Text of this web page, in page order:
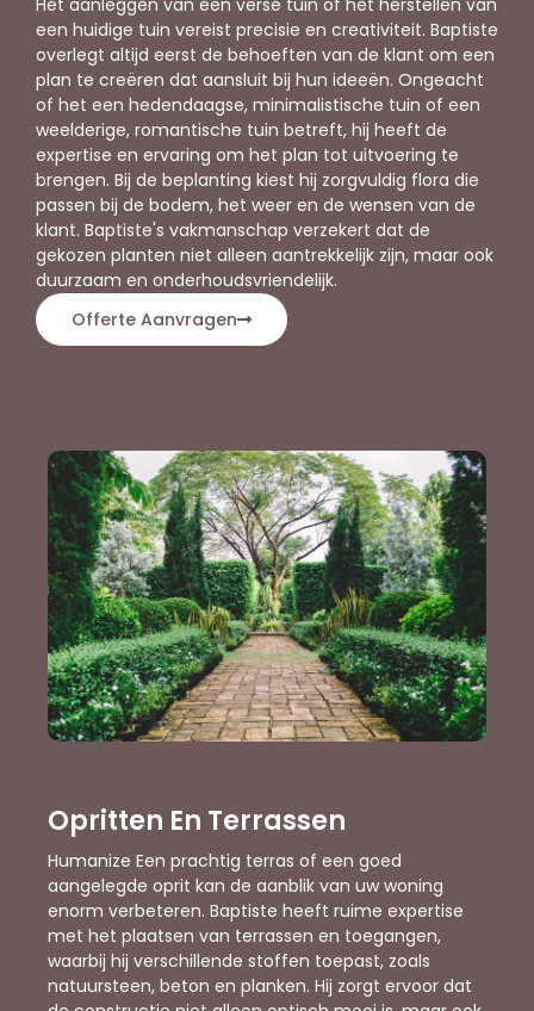
een huidige tuin vereist precisie en creativiteit. Baptiste
overlegt altijd eerst de behoeften van de klant om een
plan te creëren dat aansluit bij hun ideeën. Ongeacht
of het een hedendaagse, minimalistische tuin of een
weelderige, romantische tuin betreft, hij heeft de
expertise en ervaring om het plan tot uitvoering te
brengen. Bij de beplanting kiest hij zorgvuldig flora die
passen bij de bodem, het weer en de wensen van de
klant. Baptiste's vakmanschap verzekert dat de
gekozen planten niet alleen aantrekkelijk zijn, maar ook
duurzaam en onderhoudsvriendelijk.
Offerte Aanvragen
Opritten En Terrassen
Humanize Een prachtig terras of een goed
aangelegde oprit kan de aanblik van uw woning
enorm verbeteren. Baptiste heeft ruime expertise
met het plaatsen van terrassen en toegangen,
waarbij hij verschillende stoffen toepast, zoals
natuursteen, beton en planken. Hij zorgt ervoor dat